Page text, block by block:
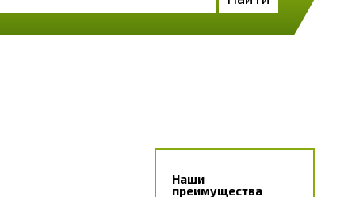
Наши
преимущества